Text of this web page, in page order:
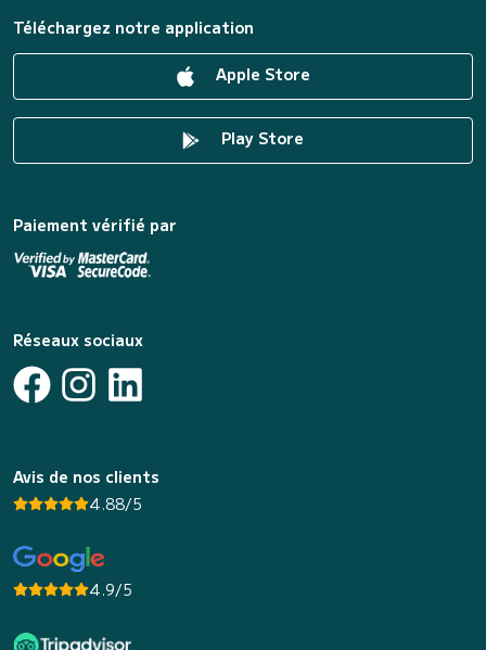
Téléchargez notre application
Apple Store
Play Store
Paiement vérifié par
Réseaux sociaux
Avis de nos clients
4.88/5
4.9/5